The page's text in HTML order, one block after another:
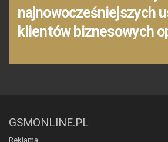
najnowocześniejszych
klientów biznesowych
GSMONLINE.PL
Reklama